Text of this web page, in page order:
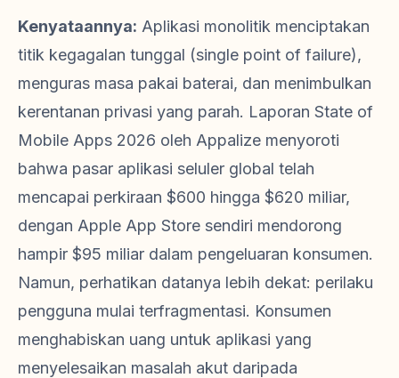
Kenyataannya: Aplikasi monolitik menciptakan
titik kegagalan tunggal (single point of failure),
menguras masa pakai baterai, dan menimbulkan
kerentanan privasi yang parah. Laporan State of
Mobile Apps 2026 oleh Appalize menyoroti
bahwa pasar aplikasi seluler global telah
mencapai perkiraan $600 hingga $620 miliar,
dengan Apple App Store sendiri mendorong
hampir $95 miliar dalam pengeluaran konsumen.
Namun, perhatikan datanya lebih dekat: perilaku
pengguna mulai terfragmentasi. Konsumen
menghabiskan uang untuk aplikasi yang
menyelesaikan masalah akut daripada